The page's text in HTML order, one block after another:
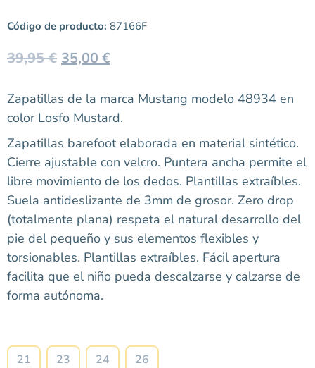
Código de producto: 87166F
39,95€ 35,00 €
Zapatillas de la marca Mustang modelo 48934 en
color Losfo Mustard.
Zapatillas barefoot elaborada en material sintético.
Cierre ajustable con velcro. Puntera ancha permite el
libre movimiento de los dedos. Plantillas extraíbles.
Suela antideslizante de 3mm de grosor. Zero drop
(totalmente plana) respeta el natural desarrollo del
pie del pequeño y sus elementos flexibles y
torsionables. Plantillas extraíbles. Fácil apertura
facilita que el niño pueda descalzarse y calzarse de
forma autónoma.
21 23 24 26